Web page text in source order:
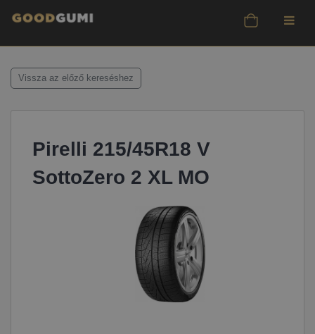
Vissza az előző kereséshez
Pirelli 215/45R18 V
SottoZero 2 XL MO